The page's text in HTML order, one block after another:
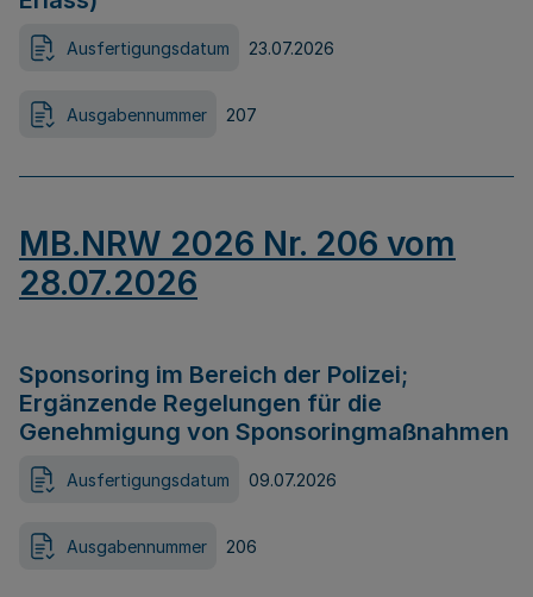
Ausfertigungsdatum 23.07.2026
Ausgabennummer 207
MB.NRW 2026 Nr. 206 vom
28.07.2026
Sponsoring im Bereich der Polizei;
Ergänzende Regelungen für die
Genehmigung von Sponsoringmaßnahmen
Ausfertigungsdatum 09.07.2026
Ausgabennummer 206